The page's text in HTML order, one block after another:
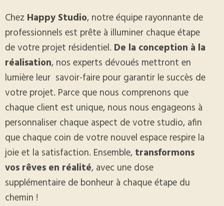
Chez Happy Studio, notre équipe rayonnante de
professionnels est prête à illuminer chaque étape
de votre projet résidentiel. De la conception à la
réalisation, nos experts dévoués mettront en
lumière leur savoir-faire pour garantir le succès de
votre projet. Parce que nous comprenons que
chaque client est unique, nous nous engageons à
personnaliser chaque aspect de votre studio, afin
que chaque coin de votre nouvel espace respire la
joie et la satisfaction. Ensemble, transformons
vos rêves en réalité, avec une dose
supplémentaire de bonheur à chaque étape du
chemin !